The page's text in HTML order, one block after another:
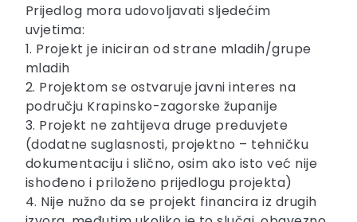
Prijedlog mora udovoljavati sljedećim
uvjetima:
1. Projekt je iniciran od strane mladih/grupe
mladih
2. Projektom se ostvaruje javni interes na
području Krapinsko-zagorske županije
3. Projekt ne zahtijeva druge preduvjete
(dodatne suglasnosti, projektno – tehničku
dokumentaciju i slično, osim ako isto već nije
ishođeno i priloženo prijedlogu projekta)
4. Nije nužno da se projekt financira iz drugih